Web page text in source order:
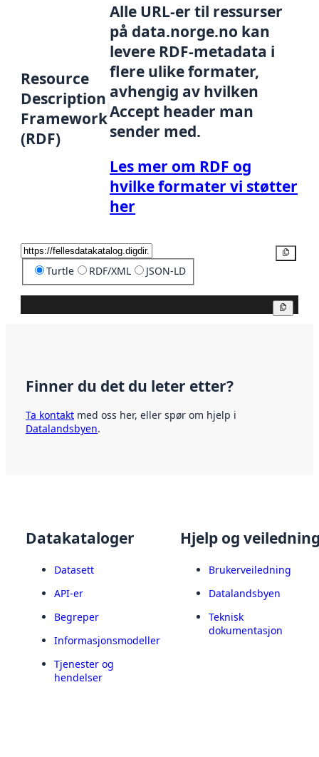
Resource
Description
Framework
(RDF)
Alle URL-er til ressurser
på data.norge.no kan
levere RDF-metadata i
flere ulike formater,
avhengig av hvilken
Accept header man
sender med.
Les mer om RDF og
hvilke formater vi støtter
her
Turtle RDF/XML JSON-LD
Finner du det du leter etter?
Ta kontakt med oss her, eller spør om hjelp i
Datalandsbyen.
Datakataloger
Datasett
API-er
Begreper
Informasjonsmodeller
Tjenester og
hendelser
Hjelp og
Brukerveiledning
Datalandsbyen
Teknisk
dokumentasjon